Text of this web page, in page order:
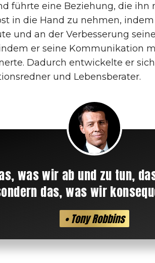
führte eine Beziehung, die ihn
in die Hand zu nehmen,
und an der Verbesserung
er seine Kommunikation
Dadurch entwickelte er
und Lebensberater.
was wir ab und zu tun,
das, was wir
• Tony Robbins